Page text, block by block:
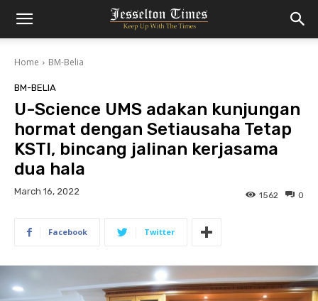
Home BM-Belia
BM-BELIA
U-Science UMS adakan kunjungan
hormat dengan Setiausaha Tetap
KSTI, bincang jalinan kerjasama
dua hala
March 16, 2022 0
1562
Facebook Twitter